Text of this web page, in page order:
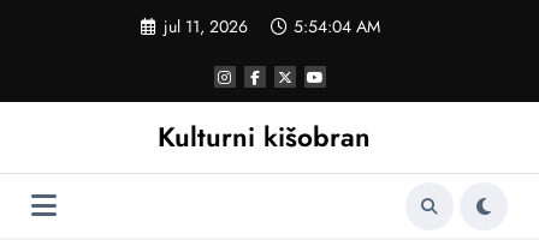
jul 11, 2026 5:54:04 AM
Kulturni kišobran